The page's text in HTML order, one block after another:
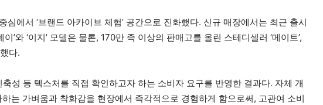
심에서 ‘브랜드 아카이브 체험’ 공간으로 진화했다. 신규 매장에서는 최근 출시
’와 ‘이지’ 모델은 물론, 170만 족 이상의 판매고를 올린 스테디셀러 ‘메이트’,
다.
성 등 텍스처를 직접 확인하고자 하는 소비자 요구를 반영한 결과다. 자체 개
하는 가벼움과 착화감을 현장에서 즉각적으로 경험하게 함으로써, 고관여 소비